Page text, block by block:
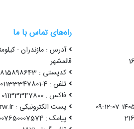
راه‌های تماس با ما
قائمشهر
کدپستی : 4815898643
تلفن : 4-01133347801
فاکس : 01133347800
پست الکترونیکی : info[at]mzrw.ir
پیامک : 030007650007574